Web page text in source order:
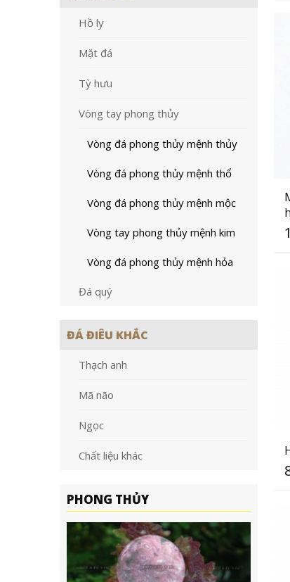
Hồ ly
Mặt đá
Tỳ hưu
Vòng tay phong thủy
Vòng đá phong thủy mệnh thủy
Vòng đá phong thủy mệnh thổ
Vòng đá phong thủy mệnh mộc
Vòng tay phong thủy mệnh kim
Vòng đá phong thủy mệnh hỏa
Đá quý
ĐÁ ĐIÊU KHẮC
Thạch anh
Mã não
Ngọc
Chất liệu khác
PHONG THỦY